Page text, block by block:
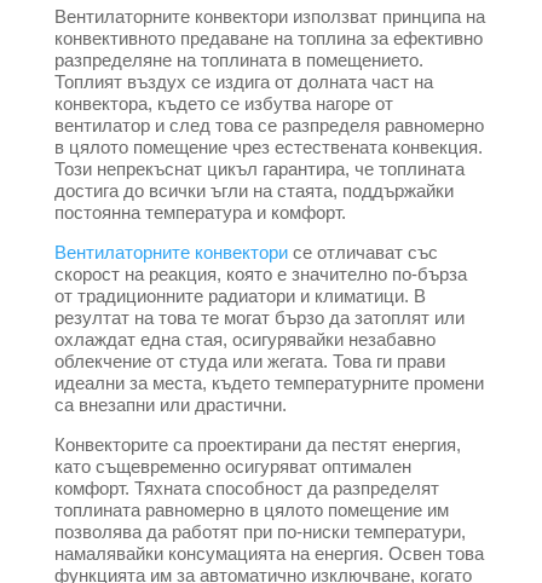
Вентилаторните конвектори използват принципа на
конвективното предаване на топлина за ефективно
разпределяне на топлината в помещението.
Топлият въздух се издига от долната част на
конвектора, където се избутва нагоре от
вентилатор и след това се разпределя равномерно
в цялото помещение чрез естествената конвекция.
Този непрекъснат цикъл гарантира, че топлината
достига до всички ъгли на стаята, поддържайки
постоянна температура и комфорт.
Вентилаторните конвекторисе отличават със
скорост на реакция, която е значително по-бърза
от традиционните радиатори и климатици. В
резултат на това те могат бързо да затоплят или
охлаждат една стая, осигурявайки незабавно
облекчение от студа или жегата. Това ги прави
идеални за места, където температурните промени
са внезапни или драстични.
Конвекторите са проектирани да пестят енергия,
като същевременно осигуряват оптимален
комфорт. Тяхната способност да разпределят
топлината равномерно в цялото помещение им
позволява да работят при по-ниски температури,
намалявайки консумацията на енергия. Освен това
функцията им за автоматично изключване, когато